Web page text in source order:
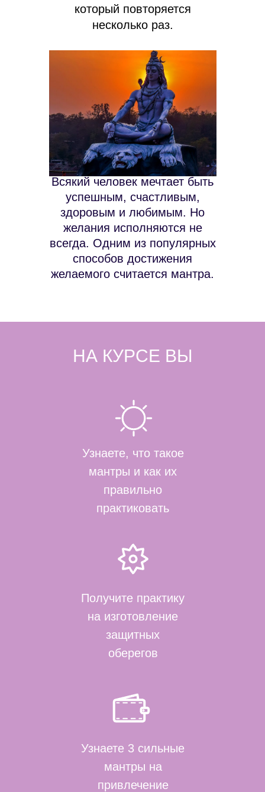
который повторяется
несколько раз.
Всякий человек мечтает быть
успешным, счастливым,
здоровым и любимым. Но
желания исполняются не
всегда. Одним из популярных
способов достижения
желаемого считается мантра.
НА КУРСЕ ВЫ
Узнаете, что такое
мантры и как их
правильно
практиковать
Узнаете 3 сильные
мантры на
привлечение
Получите практику
на изготовление
защитных
оберегов